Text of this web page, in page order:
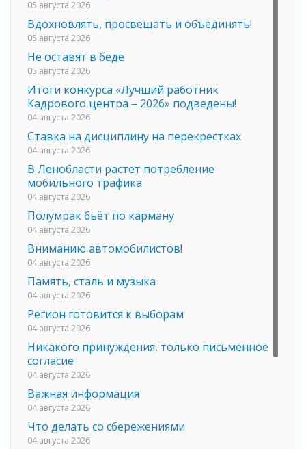
05 августа 2026
Вдохновлять, просвещать и объединять!
05 августа 2026
Не оставят в беде
05 августа 2026
Итоги конкурса «Лучший работник
Кадрового центра – 2026» подведены!
04 августа 2026
Ставка на дисциплину на перекрестках
04 августа 2026
В Ленобласти растет потребление
мобильного трафика
04 августа 2026
Полумрак бьёт по карману
04 августа 2026
Вниманию автомобилистов!
04 августа 2026
Память, сталь и музыка
04 августа 2026
Регион готовится к выборам
04 августа 2026
Никакого принуждения, только письменное
согласие
04 августа 2026
Важная информация
04 августа 2026
Что делать со сбережениями
04 августа 2026